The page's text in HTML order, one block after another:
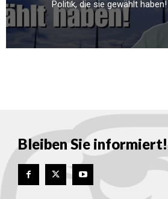
Politik, die sie gewählt haben!
Bleiben Sie informiert!